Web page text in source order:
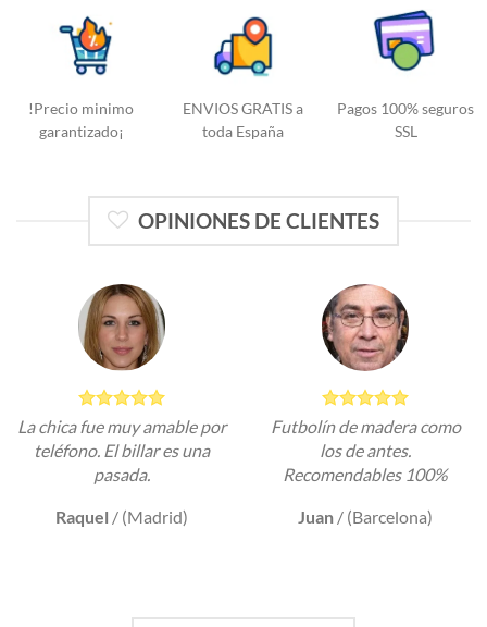
!Precio minimo
garantizado¡
ENVIOS GRATIS a
toda España
Pagos 100% seguros
SSL
OPINIONES DE CLIENTES
La chica fue muy amable por
teléfono. El billar es una
pasada.
Raquel / (Madrid)
Futbolín de madera como
los de antes.
Recomendables 100%
Juan / (Barcelona)